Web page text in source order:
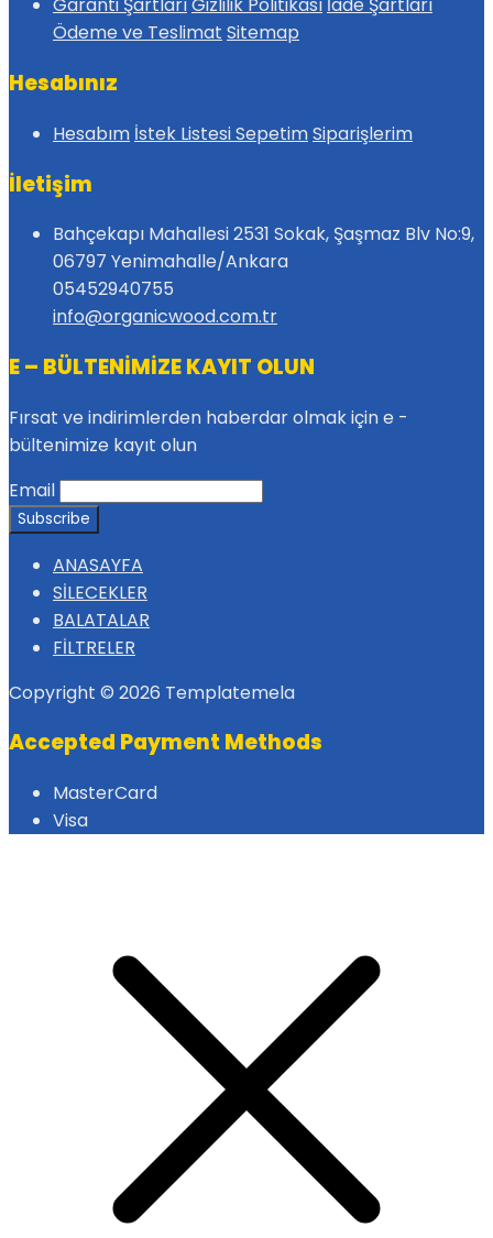
Garanti ŞartlarıGizlilik Politikası İade Şartları
Ödeme ve Teslimat Sitemap
Hesabınız
Hesabım İstek ListesiSepetimSiparişlerim
İletişim
Bahçekapı Mahallesi 2531 Sokak, Şaşmaz Blv No:9,
06797 Yenimahalle/Ankara
05452940755
info@organicwood.com.tr
E – BÜLTENİMİZE KAYIT OLUN
Fırsat ve indirimlerden haberdar olmak için e -
bültenimize kayıt olun
Email
ANASAYFA
SİLECEKLER
BALATALAR
FİLTRELER
Copyright © 2026 Templatemela
Accepted Payment Methods
MasterCard
Visa